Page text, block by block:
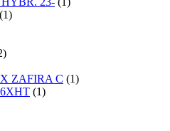
(1)
ZAFIRA C (1)
(1)